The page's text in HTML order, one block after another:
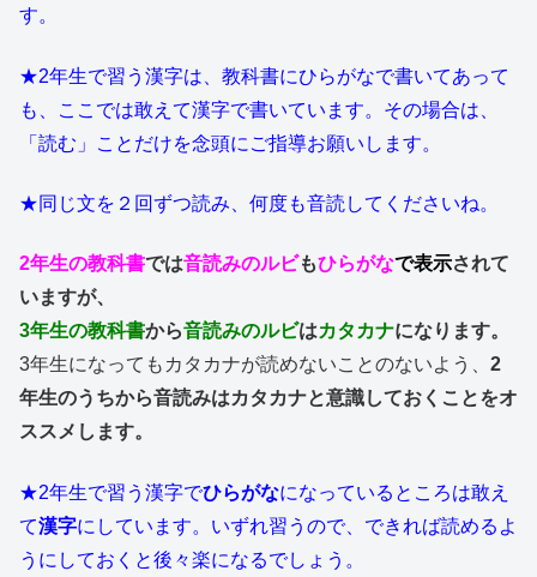
す。
★2年生で習う漢字は、教科書にひらがなで書いてあって
も、ここでは敢えて漢字で書いています。その場合は、
「読む」ことだけを念頭にご指導お願いします。
★同じ文を２回ずつ読み、何度も音読してくださいね。
2年生の教科書では音読みのルビもひらがなで表示されて
いますが、
3年生の教科書から音読みのルビはカタカナになります。
3年生になってもカタカナが読めないことのないよう、 2
年生のうちから音読みはカタカナと意識しておくことをオ
ススメします。
★2年生で習う漢字でひらがなになっているところは敢え
て漢字にしています。いずれ習うので、できれば読めるよ
うにしておくと後々楽になるでしょう。